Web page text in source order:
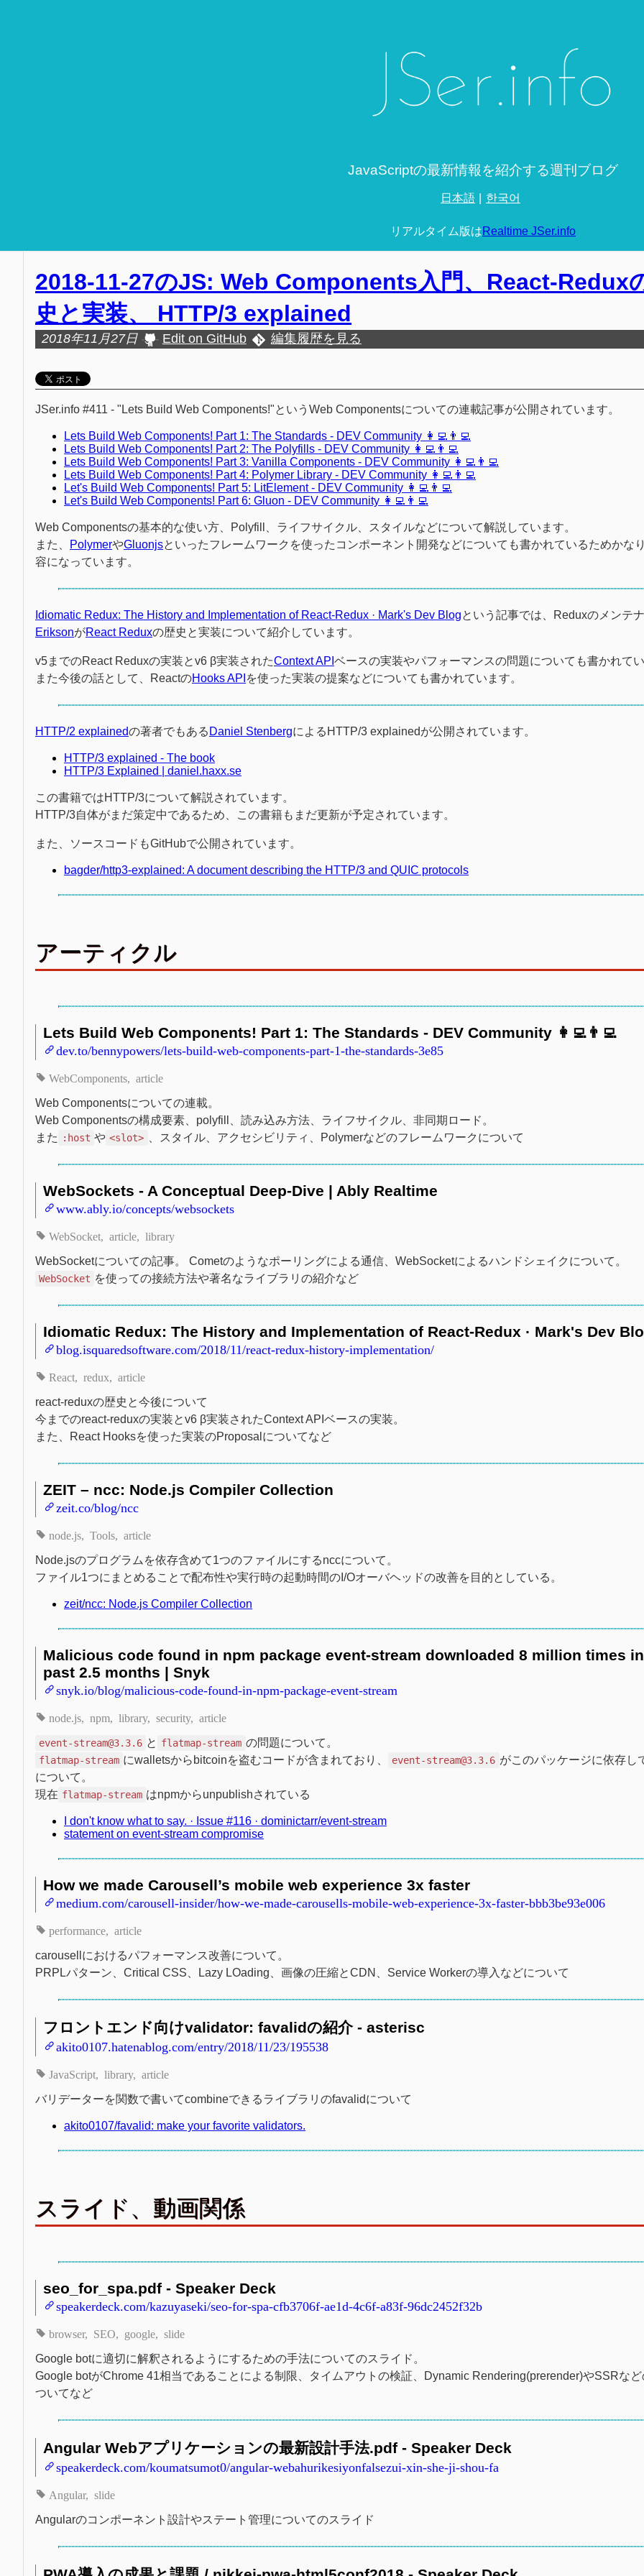
JavaScriptの最新情報を紹介する週刊ブログ
日本語 한국어
リアルタイム版はRealtime JSer.info
2018-11-27のJS: Web Components入門、React-Redux
史と実装、 HTTP/3 explained
2018年11月27日 Edit on GitHub 編集履歴を見る
JSer.info #411 - "Lets Build Web Components!"というWeb Componentsについての連載記事が公開されています。
Lets Build Web Components! Part 1: The Standards - DEV Community 👩‍💻👨‍💻
Lets Build Web Components! Part 2: The Polyfills - DEV Community 👩‍💻👨‍💻
Lets Build Web Components! Part 3: Vanilla Components - DEV Community 👩‍💻👨‍💻
Lets Build Web Components! Part 4: Polymer Library - DEV Community 👩‍💻👨‍💻
Let's Build Web Components! Part 5: LitElement - DEV Community 👩‍💻👨‍💻
Let's Build Web Components! Part 6: Gluon - DEV Community 👩‍💻👨‍💻
Web Componentsの基本的な使い方、Polyfill、ライフサイクル、スタイルなどについて解説しています。
また、
PolymerやGluonjsといったフレームワークを使ったコンポーネント開発などについても書かれているためかな
容になっています。
Idiomatic Redux: The History and Implementation of React-Redux · Mark's Dev Blogという記事では、Reduxのメンテ
EriksonがReact Reduxの歴史と実装について紹介しています。
v5までのReact Reduxの実装とv6 β実装されたContext API ベースの実装やパフォーマンスの問題についても書かれて
また今後の話として、ReactのHooks API を使った実装の提案などについても書かれています。
HTTP/2 explainedの著者でもある Daniel StenbergによるHTTP/3 explainedが公開されています。
HTTP/3 explained - The book
HTTP/3 Explained | daniel.haxx.se
この書籍ではHTTP/3について解説されています。
HTTP/3自体がまだ策定中であるため、この書籍もまだ更新が予定されています。
また、ソースコードもGitHubで公開されています。
bagder/http3-explained: A document describing the HTTP/3 and QUIC protocols
アーティクル
Lets Build Web Components! Part 1: The Standards - DEV Community 👩‍💻👨‍💻
dev.to/bennypowers/lets-build-web-components-part-1-the-standards-3e85
WebComponents article
Web Componentsについての連載。
Web Componentsの構成要素、polyfill、読み込み方法、ライフサイクル、非同期ロード。
また
:host や <slot> 、スタイル、アクセシビリティ、Polymerなどのフレームワークについて
WebSockets - A Conceptual Deep-Dive | Ably Realtime
www.ably.io/concepts/websockets
WebSocket article library
WebSocketについての記事。 Cometのようなポーリングによる通信、WebSocketによるハンドシェイクについて。
WebSocket を使っての接続方法や著名なライブラリの紹介など
Idiomatic Redux: The History and Implementation of React-Redux · Mark's Dev
blog.isquaredsoftware.com/2018/11/react-redux-history-implementation/
React redux article
react-reduxの歴史と今後について
今までのreact-reduxの実装とv6 β実装されたContext APIベースの実装。
また、React Hooksを使った実装のProposalについてなど
ZEIT – ncc: Node.js Compiler Collection
zeit.co/blog/ncc
node.js Tools article
Node.jsのプログラムを依存含めて1つのファイルにするnccについて。
ファイル1つにまとめることで配布性や実行時の起動時間のI/Oオーバヘッドの改善を目的としている。
zeit/ncc: Node.js Compiler Collection
Malicious code found in npm package event-stream downloaded 8 million times
past 2.5 months | Snyk
snyk.io/blog/malicious-code-found-in-npm-package-event-stream
node.js npm library security article
event-stream@3.3.6 と flatmap-stream の問題について。
flatmap-stream にwalletsからbitcoinを盗むコードが含まれており、 event-stream@3.3.6 がこのパッケージに依存し
について。
現在 flatmap-stream はnpmからunpublishされている
I don't know what to say. · Issue #116 · dominictarr/event-stream
statement on event-stream compromise
How we made Carousell’s mobile web experience 3x faster
medium.com/carousell-insider/how-we-made-carousells-mobile-web-experience-3x-faster-bbb3be93e006
performance article
carousellにおけるパフォーマンス改善について。
PRPLパターン、Critical CSS、Lazy LOading、画像の圧縮とCDN、Service Workerの導入などについて
フロントエンド向けvalidator: favalidの紹介 - asterisc
akito0107.hatenablog.com/entry/2018/11/23/195538
JavaScript library article
バリデーターを関数で書いてcombineできるライブラリのfavalidについて
akito0107/favalid: make your favorite validators.
スライド、動画関係
seo_for_spa.pdf - Speaker Deck
speakerdeck.com/kazuyaseki/seo-for-spa-cfb3706f-ae1d-4c6f-a83f-96dc2452f32b
browser SEO google slide
Google botに適切に解釈されるようにするための手法についてのスライド。
Google botがChrome 41相当であることによる制限、タイムアウトの検証、Dynamic Rendering(prerender)やSSRな
ついてなど
Angular Webアプリケーションの最新設計手法.pdf - Speaker Deck
speakerdeck.com/koumatsumot0/angular-webahurikesiyonfalsezui-xin-she-ji-shou-fa
Angular slide
Angularのコンポーネント設計やステート管理についてのスライド